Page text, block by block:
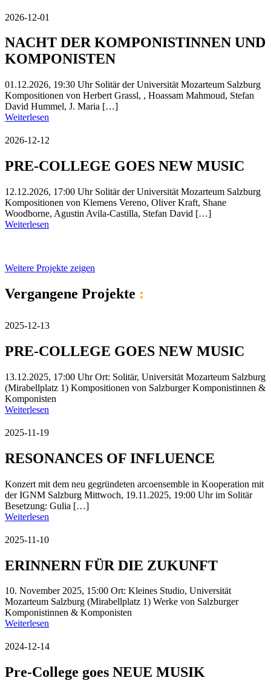
2026-12-01
NACHT DER KOMPONISTINNEN UND
KOMPONISTEN
01.12.2026, 19:30 Uhr Solitär der Universität Mozarteum Salzburg
Kompositionen von Herbert Grassl, , Hoassam Mahmoud, Stefan
David Hummel, J. Maria […]
Weiterlesen
2026-12-12
PRE-COLLEGE GOES NEW MUSIC
12.12.2026, 17:00 Uhr Solitär der Universität Mozarteum Salzburg
Kompositionen von Klemens Vereno, Oliver Kraft, Shane
Woodborne, Agustin Avila-Castilla, Stefan David […]
Weiterlesen
Weitere Projekte zeigen
Vergangene Projekte :
2025-12-13
PRE-COLLEGE GOES NEW MUSIC
13.12.2025, 17:00 Uhr Ort: Solitär, Universität Mozarteum Salzburg
(Mirabellplatz 1) Kompositionen von Salzburger Komponistinnen &
Komponisten
Weiterlesen
2025-11-19
RESONANCES OF INFLUENCE
Konzert mit dem neu gegründeten arcoensemble in Kooperation mit
der IGNM Salzburg Mittwoch, 19.11.2025, 19:00 Uhr im Solitär
Besetzung: Gulia […]
Weiterlesen
2025-11-10
ERINNERN FÜR DIE ZUKUNFT
10. November 2025, 15:00 Ort: Kleines Studio, Universität
Mozarteum Salzburg (Mirabellplatz 1) Werke von Salzburger
Komponistinnen & Komponisten
Weiterlesen
2024-12-14
Pre-College goes NEUE MUSIK